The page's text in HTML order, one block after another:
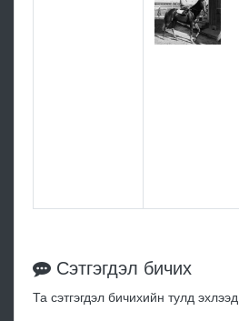
Сэтгэгдэл бичих
Та сэтгэгдэл бичихийн тулд эхлээд